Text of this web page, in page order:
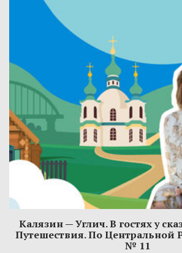
Калязин — Углич. В гостях у
Путешествия. По Центральной
№ 11